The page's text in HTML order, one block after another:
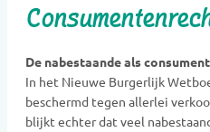
De nabestaande als consument
In het Nieuwe Burgerlijk
beschermd tegen allerlei
blijkt echter dat veel